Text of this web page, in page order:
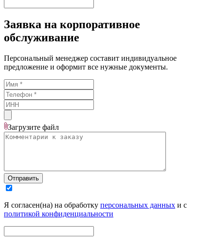
Заявка на корпоративное
обслуживание
Персональный менеджер составит индивидуальное
предложение и оформит все нужные документы.
Загрузите файл
Отправить
Я согласен(на) на обработку персональных данных и с
политикой конфиденциальности